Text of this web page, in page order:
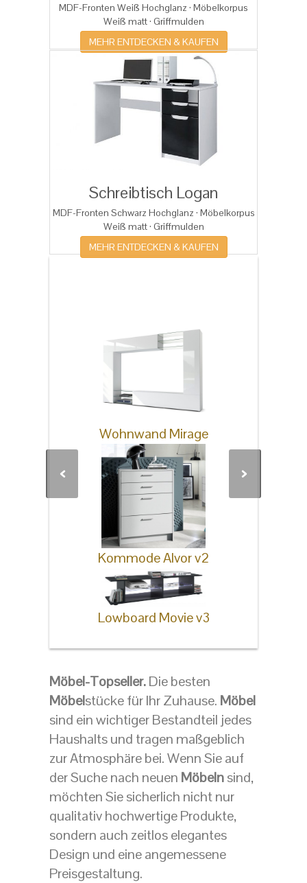
MDF-Fronten Weiß Hochglanz · Möbelkorpus
Weiß matt · Griffmulden
MEHR ENTDECKEN & KAUFEN
Schreibtisch Logan
MDF-Fronten Schwarz Hochglanz · Möbelkorpus
Weiß matt · Griffmulden
MEHR ENTDECKEN & KAUFEN
Wohnwand Mirage
Kommode Alvor v2
Lowboard Movie v3
Möbel-Topseller.Die besten
Möbelstücke für Ihr Zuhause. Möbel
sind ein wichtiger Bestandteil jedes
Haushalts und tragen maßgeblich
zur Atmosphäre bei. Wenn Sie auf
der Suche nach neuen Möbelnsind,
möchten Sie sicherlich nicht nur
qualitativ hochwertige Produkte,
sondern auch zeitlos elegantes
Design und eine angemessene
Preisgestaltung.